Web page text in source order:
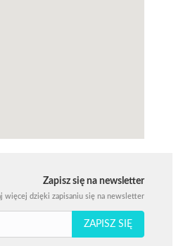
Zapisz się na newsletter
więcej dzięki zapisaniu się na newsletter
ZAPISZ SIĘ